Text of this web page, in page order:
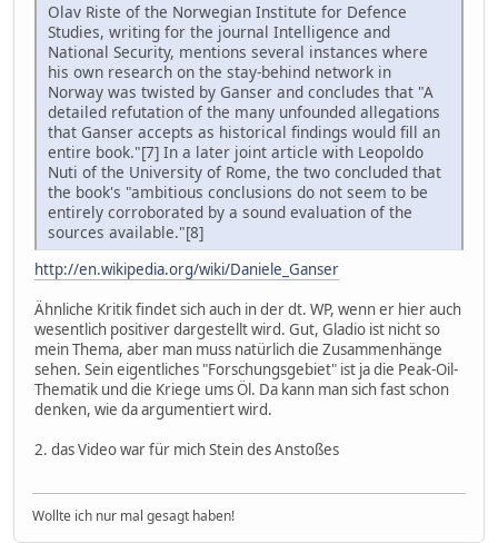
Olav Riste of the Norwegian Institute for Defence
Studies, writing for the journal Intelligence and
National Security, mentions several instances where
his own research on the stay-behind network in
Norway was twisted by Ganser and concludes that "A
detailed refutation of the many unfounded allegations
that Ganser accepts as historical findings would fill an
entire book."[7] In a later joint article with Leopoldo
Nuti of the University of Rome, the two concluded that
the book's "ambitious conclusions do not seem to be
entirely corroborated by a sound evaluation of the
sources available."[8]
http://en.wikipedia.org/wiki/Daniele_Ganser
Ähnliche Kritik findet sich auch in der dt. WP, wenn er hier auch
wesentlich positiver dargestellt wird. Gut, Gladio ist nicht so
mein Thema, aber man muss natürlich die Zusammenhänge
sehen. Sein eigentliches "Forschungsgebiet" ist ja die Peak-Oil-
Thematik und die Kriege ums Öl. Da kann man sich fast schon
denken, wie da argumentiert wird.
2. das Video war für mich Stein des Anstoßes
Wollte ich nur mal gesagt haben!